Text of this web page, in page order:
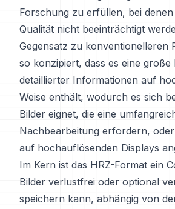
Forschung zu erfüllen, bei
Qualität nicht beeinträchtigt
Gegensatz zu konventionelleren
so konzipiert, dass es eine große
detaillierter Informationen auf
Weise enthält, wodurch es sich
Bilder eignet, die eine
Nachbearbeitung erfordern,
auf hochauflösenden Displays
Im Kern ist das HRZ-Format ein
Bilder verlustfrei oder optional
speichern kann, abhängig von